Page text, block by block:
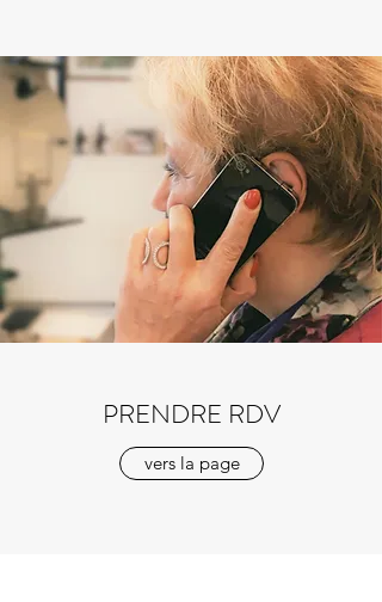
PRENDRE RDV
vers la page